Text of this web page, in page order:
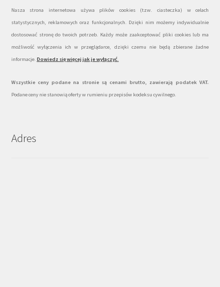
Nasza strona internetowa używa plików cookies (tzw. ciasteczka) w celach
statystycznych, reklamowych oraz funkcjonalnych. Dzięki nim możemy indywidualnie
dostosować stronę do twoich potrzeb. Każdy może zaakceptować pliki cookies lub ma
możliwość wyłączenia ich w przeglądarce, dzięki czemu nie będą zbierane żadne
informacje. Dowiedz się więcej jak je wyłączyć.
Wszystkie ceny podane na stronie są cenami brutto, zawierają podatek VAT.
Podane ceny nie stanowią oferty w rumieniu przepisów kodeksu cywilnego.
Adres